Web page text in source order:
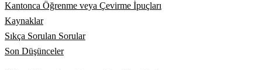
Kantonca Öğrenme veya Çevirme İpuçları
Kaynaklar
Sıkça Sorulan Sorular
Son Düşünceler